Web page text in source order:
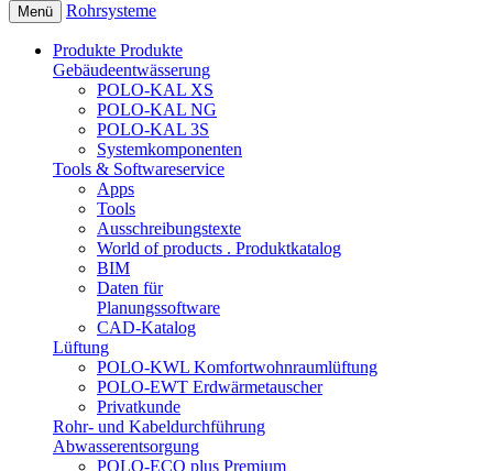
Menü Rohrsysteme
Produkte Produkte
Gebäudeentwässerung
POLO-KAL XS
POLO-KAL NG
POLO-KAL 3S
Systemkomponenten
Tools & Softwareservice
Apps
Tools
Ausschreibungstexte
World of products . Produktkatalog
BIM
Daten für
Planungssoftware
CAD-Katalog
Lüftung
POLO-KWL Komfortwohnraumlüftung
POLO-EWT Erdwärmetauscher
Privatkunde
Rohr- und Kabeldurchführung
Abwasserentsorgung
POLO-ECO plus Premium